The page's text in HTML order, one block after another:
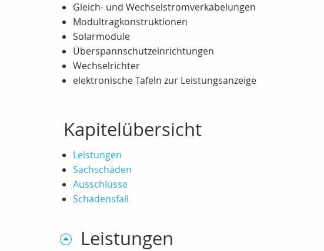
Gleich- und Wechselstromverkabelungen
Modultragkonstruktionen
Solarmodule
Überspannschutzeinrichtungen
Wechselrichter
elektronische Tafeln zur Leistungsanzeige
Kapitelübersicht
Leistungen
Sachschäden
Ausschlüsse
Schadensfall
Leistungen